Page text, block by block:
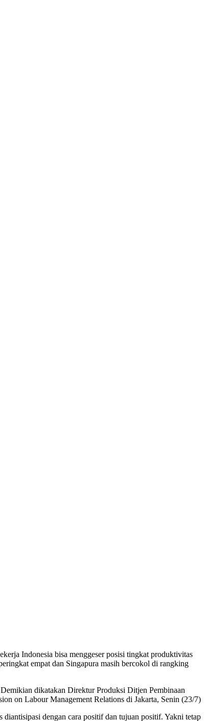
Indonesia bisa menggeser posisi tingkat produktivitas
empat dan Singapura masih bercokol di rangking
dikatakan Direktur Produksi Ditjen Pembinaan
on Labour Management Relations di Jakarta, Senin (23/7)
dengan cara positif dan tujuan positif. Yakni tetap